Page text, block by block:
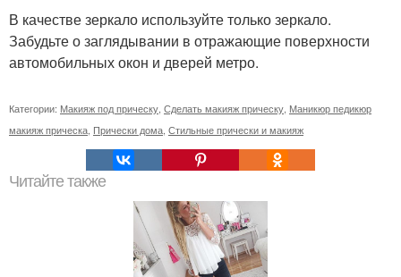
В качестве зеркало используйте только зеркало.
Забудьте о заглядывании в отражающие поверхности
автомобильных окон и дверей метро.
Категории: Макияж под прическу Сделать макияж прическу Маникюр педикюр
макияж прическа Прически дома Стильные прически и макияж
Читайте также